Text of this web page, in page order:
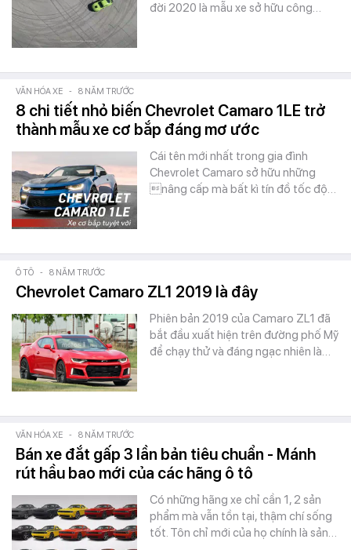
đời 2020 là mẫu xe sở hữu công…
VĂN HÓA XE - 8 NĂM TRƯỚC
8 chi tiết nhỏ biến Chevrolet Camaro 1LE trở
thành mẫu xe cơ bắp đáng mơ ước
Cái tên mới nhất trong gia đình
Chevrolet Camaro sở hữu những
nâng cấp mà bất kì tín đồ tốc độ…
Ô TÔ - 8 NĂM TRƯỚC
Chevrolet Camaro ZL1 2019 là đây
Phiên bản 2019 của Camaro ZL1 đã
bắt đầu xuất hiện trên đường phố Mỹ
để chạy thử và đáng ngạc nhiên là…
VĂN HÓA XE - 8 NĂM TRƯỚC
Bán xe đắt gấp 3 lần bản tiêu chuẩn - Mánh
rút hầu bao mới của các hãng ô tô
Có những hãng xe chỉ cần 1, 2 sản
phẩm mà vẫn tồn tại, thậm chí sống
tốt. Tôn chỉ mới của họ chính là sản…